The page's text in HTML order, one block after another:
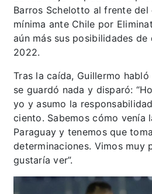
Barros Schelotto al frente
mínima ante Chile por
aún más sus posibilidades
2022.
Tras la caída, Guillermo
se guardó nada y disparó:
yo y asumo la
ciento. Sabemos cómo venía
Paraguay y tenemos que
determinaciones. Vimos muy
gustaría ver”.